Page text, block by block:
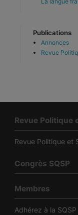
Publications
Annonces
Revue
Revue Politique
Revue Politique et
Congrès SQSP
Membres
Adhérez à la SQSP